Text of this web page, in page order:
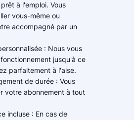
à l'emploi. Vous
vous-même ou
accompagné par un
: Nous vous
jusqu'à ce
parfaitement à l'aise.
de durée : Vous
votre abonnement à tout
incluse : En cas de